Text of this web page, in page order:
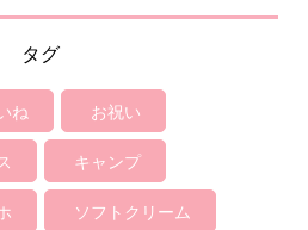
タグ
ね お祝い
キャンプ
ソフトクリーム